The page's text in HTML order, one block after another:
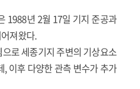
1988년 2월 17일 기지 준공과
져왔다.
로 세종기지 주변의 기상요소
이후 다양한 관측 변수가 추가